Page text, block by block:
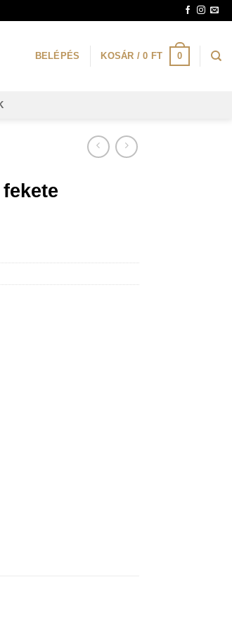
BELÉPÉS KOSÁR /0 FT 0